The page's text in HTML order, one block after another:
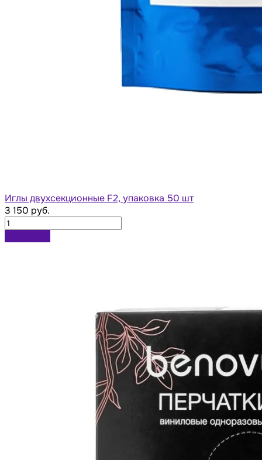
Иглы двухсекционные F2, упаковка 50 шт
3 150 руб.